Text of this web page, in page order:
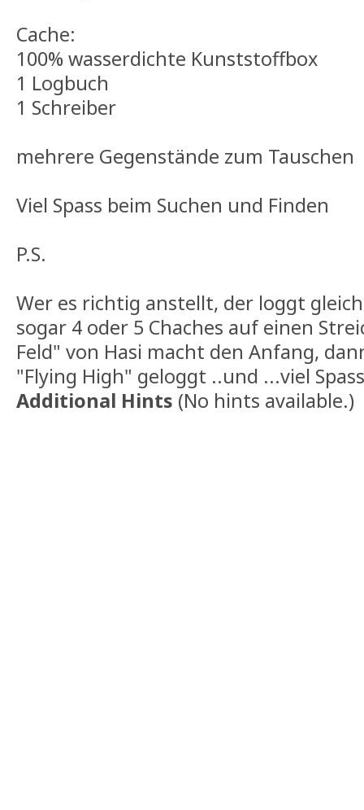
Cache:
100% wasserdichte Kunststoffbox
1 Logbuch
1 Schreiber
mehrere Gegenstände zum Tauschen
Viel Spass beim Suchen und Finden
P.S.
Wer es richtig anstellt, der loggt
sogar 4 oder 5 Chaches auf einen
Feld" von Hasi macht den Anfang,
"Flying High" geloggt ..und ...viel Spass
Additional Hints (No hints available.)